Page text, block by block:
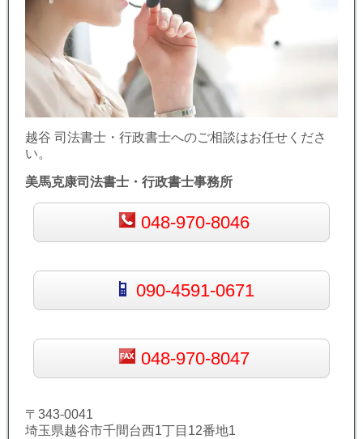
越谷 司法書士・行政書士へのご相談はお任せくださ
い。
美馬克康司法書士・行政書士事務所
048-970-8046
090-4591-0671
048-970-8047
〒343-0041
埼玉県越谷市千間台西1丁目12番地1